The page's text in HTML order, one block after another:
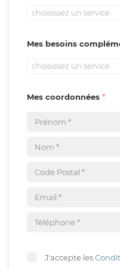
choisissez un service
Mes besoins
choisissez un service
Mes coordonnées
J'accepte les